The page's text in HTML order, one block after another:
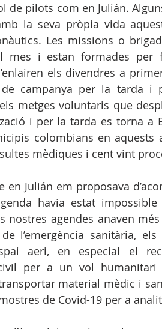
de pilots com en Julián.
la seva pròpia vida
Les missions o
mes i estan formades per
els divendres a
campanya per la tarda i
metges voluntaris que
i per la tarda es torna a
colombians en
mèdiques i cent vint
en Julián em proposava
havia estat
nostres agendes anaven
l’emergència sanitària,
aeri, en especial el
civil per a un vol
material mèdic i
de Covid-19 per a